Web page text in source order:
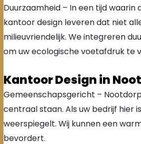
Duurzaamheid – In een tijd waarin
kantoor design leveren dat niet
milieuvriendelijk. We integreren
om uw ecologische voetafdruk te
Kantoor Design in
Gemeenschapsgericht –
centraal staan. Als uw bedrijf hier
weerspiegelt. Wij kunnen een
bevordert.